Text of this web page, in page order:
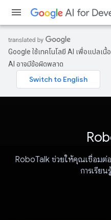
Google ใช้เทคโนโลยี AI เพื่อแปลเ
AI อาจมีข้อผิดพลาด
RoboTalk ช่วยให้คุณเชื่อม
การเรียน